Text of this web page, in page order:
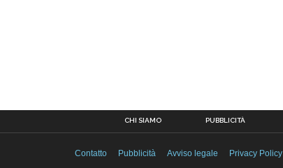
CHI SIAMO PUBBLICITÀ
Contatto Pubblicità Avviso legale Privacy Policy